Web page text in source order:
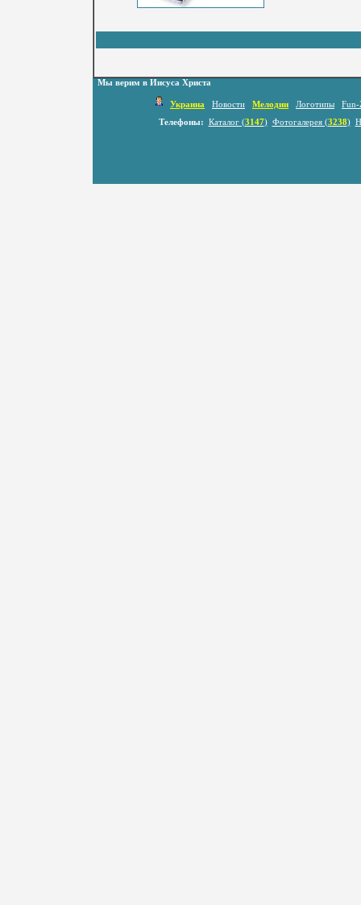
Мы верим в Иисуса Христа
Украина Новости Мелодии Логотипы
Fun-
Телефоны:
Каталог (3147) Фотогалерея (3238)